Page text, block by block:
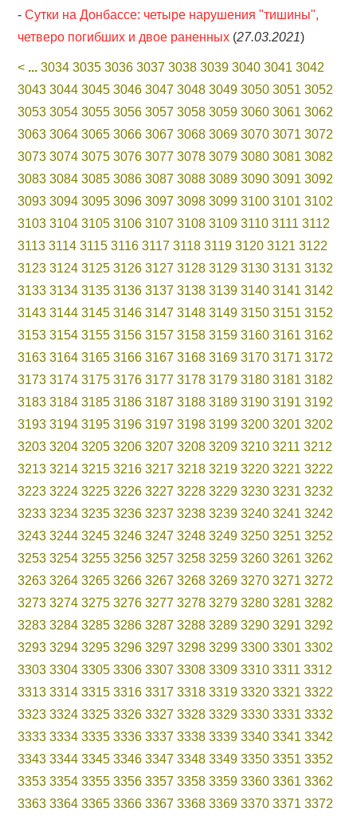
-Сутки на Донбассе: четыре нарушения "тишины",
четверо погибших и двое раненных (27.03.2021)
< ... 3034 3035 3036 3037 3038 3039 3040 3041 3042
3043 3044 3045 3046 3047 3048 3049 3050 3051 3052
3053 3054 3055 3056 3057 3058 3059 3060 3061 3062
3063 3064 3065 3066 3067 3068 3069 3070 3071 3072
3073 3074 3075 3076 3077 3078 3079 3080 3081 3082
3083 3084 3085 3086 3087 3088 3089 3090 3091 3092
3093 3094 3095 3096 3097 3098 3099 3100 3101 3102
3103 3104 3105 3106 3107 3108 3109 3110 3111 3112
3113 3114 3115 3116 3117 3118 3119 3120 3121 3122
3123 3124 3125 3126 3127 3128 3129 3130 3131 3132
3133 3134 3135 3136 3137 3138 3139 3140 3141 3142
3143 3144 3145 3146 3147 3148 3149 3150 3151 3152
3153 3154 3155 3156 3157 3158 3159 3160 3161 3162
3163 3164 3165 3166 3167 3168 3169 3170 3171 3172
3173 3174 3175 3176 3177 3178 3179 3180 3181 3182
3183 3184 3185 3186 3187 3188 3189 3190 3191 3192
3193 3194 3195 3196 3197 3198 3199 3200 3201 3202
3203 3204 3205 3206 3207 3208 3209 3210 3211 3212
3213 3214 3215 3216 3217 3218 3219 3220 3221 3222
3223 3224 3225 3226 3227 3228 3229 3230 3231 3232
3233 3234 3235 3236 3237 3238 3239 3240 3241 3242
3243 3244 3245 3246 3247 3248 3249 3250 3251 3252
3253 3254 3255 3256 3257 3258 3259 3260 3261 3262
3263 3264 3265 3266 3267 3268 3269 3270 3271 3272
3273 3274 3275 3276 3277 3278 3279 3280 3281 3282
3283 3284 3285 3286 3287 3288 3289 3290 3291 3292
3293 3294 3295 3296 3297 3298 3299 3300 3301 3302
3303 3304 3305 3306 3307 3308 3309 3310 3311 3312
3313 3314 3315 3316 3317 3318 3319 3320 3321 3322
3323 3324 3325 3326 3327 3328 3329 3330 3331 3332
3333 3334 3335 3336 3337 3338 3339 3340 3341 3342
3343 3344 3345 3346 3347 3348 3349 3350 3351 3352
3353 3354 3355 3356 3357 3358 3359 3360 3361 3362
3363 3364 3365 3366 3367 3368 3369 3370 3371 3372